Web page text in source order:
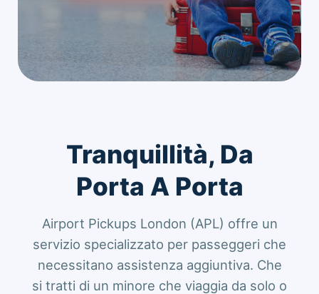
Tranquillità, Da
Porta A Porta
Airport Pickups London (APL) offre un
servizio specializzato per passeggeri che
necessitano assistenza aggiuntiva. Che
si tratti di un minore che viaggia da solo o